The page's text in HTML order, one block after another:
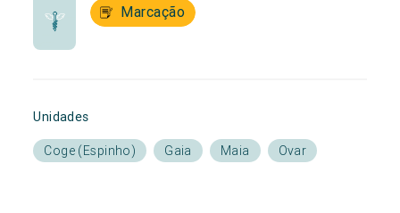
Marcação
Unidades
Coge (Espinho) Gaia Maia Ovar